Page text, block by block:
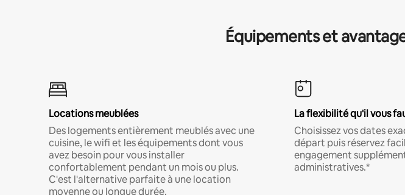
Équipements et
Locations meublées
Des logements entièrement meublés avec une
cuisine, le wifi et les équipements dont vous
avez besoin pour vous installer
confortablement pendant un mois ou plus.
C'est l'alternative parfaite à une location
moyenne ou longue durée.
La flexibilité qu'il vous
Choisissez vos dates
départ puis réservez
engagement
administratives.*